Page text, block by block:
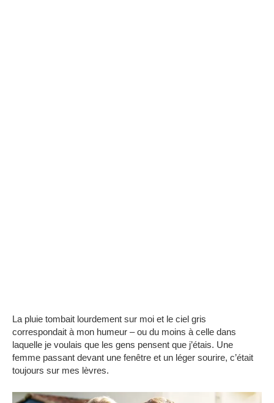
La pluie tombait lourdement sur moi et le ciel gris
correspondait à mon humeur – ou du moins à celle dans
laquelle je voulais que les gens pensent que j’étais. Une
femme passant devant une fenêtre et un léger sourire, c’était
toujours sur mes lèvres.